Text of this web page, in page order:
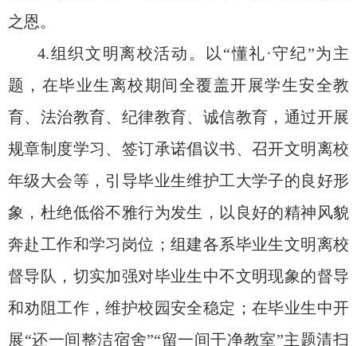
之恩。
4.组织文明离校活动。以“懂礼·守纪”为主
题，在毕业生离校期间全覆盖开展学生安全教
育、法治教育、纪律教育、诚信教育，通过开展
规章制度学习、签订承诺倡议书、召开文明离校
年级大会等，引导毕业生维护工大学子的良好形
象，杜绝低俗不雅行为发生，以良好的精神风貌
奔赴工作和学习岗位；组建各系毕业生文明离校
督导队，切实加强对毕业生中不文明现象的督导
和劝阻工作，维护校园安全稳定；在毕业生中开
展“还一间整洁宿舍”“留一间干净教室”主题清扫